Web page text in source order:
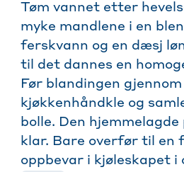
Tøm vannet etter
myke mandlene i en
ferskvann og en dæsj
til det dannes en
Før blandingen
kjøkkenhåndkle og
bolle. Den
klar. Bare overfør til en
oppbevar i kjøleskapet i